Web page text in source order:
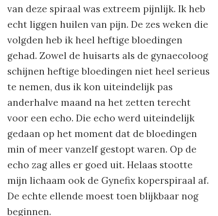
van deze spiraal was extreem pijnlijk. Ik heb
echt liggen huilen van pijn. De zes weken die
volgden heb ik heel heftige bloedingen
gehad. Zowel de huisarts als de gynaecoloog
schijnen heftige bloedingen niet heel serieus
te nemen, dus ik kon uiteindelijk pas
anderhalve maand na het zetten terecht
voor een echo. Die echo werd uiteindelijk
gedaan op het moment dat de bloedingen
min of meer vanzelf gestopt waren. Op de
echo zag alles er goed uit. Helaas stootte
mijn lichaam ook de Gynefix koperspiraal af.
De echte ellende moest toen blijkbaar nog
beginnen.